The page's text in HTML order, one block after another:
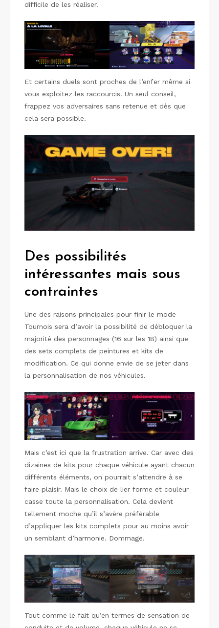
difficile de les réaliser.
Et certains duels sont proches de l’enfer même si
vous exploitez les raccourcis. Un seul conseil,
frappez vos adversaires sans retenue et dès que
cela sera possible.
Des possibilités
intéressantes mais sous
contraintes
Une des raisons principales pour finir le mode
Tournois sera d’avoir la possibilité de débloquer la
majorité des personnages (16 sur les 18) ainsi que
des sets complets de peintures et kits de
modification. Ce qui donne envie de se jeter dans
la personnalisation de nos véhicules.
Mais c’est ici que la frustration arrive. Car avec des
dizaines de kits pour chaque véhicule ayant chacun
différents éléments, on pourrait s’attendre à se
faire plaisir. Mais le choix de lier forme et couleur
casse toute la personnalisation. Cela devient
tellement moche qu’il s’avère préférable
d’appliquer les kits complets pour au moins avoir
un semblant d’harmonie. Dommage.
Tout comme le fait qu’en termes de sensation de